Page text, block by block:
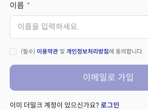
이름
(필수) 이용약관 및 개인정보처리방침에 동의합니다.
이메일로 가입
이미 더밀크 계정이 있으신가요? 로그인